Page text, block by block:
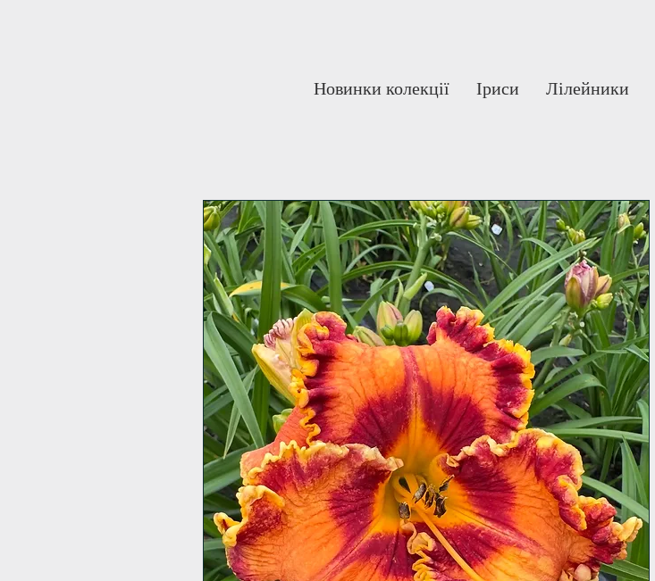
Новинки колекції Іриси Лілейники